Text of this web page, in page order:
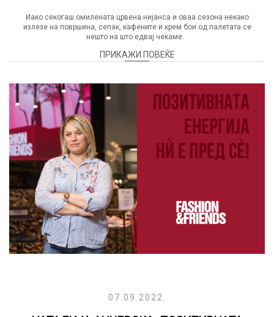
Иако секогаш омилената црвена нијанса и оваа сезона некако
излезе на површина, сепак, кафените и крем бои од палетата се
нешто на што едвај чекаме.
ПРИКАЖИ ПОВЕЌЕ
07.09.2022.